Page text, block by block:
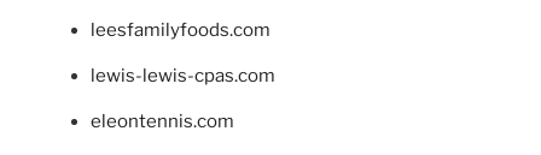
leesfamilyfoods.com
lewis-lewis-cpas.com
eleontennis.com